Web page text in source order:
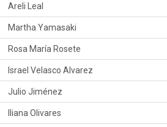
Areli Leal
Martha Yamasaki
Rosa María Rosete
Israel Velasco Alvarez
Julio Jiménez
Iliana Olivares